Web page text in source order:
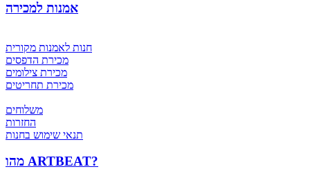
אמנות למכירה
חנות לאמנות מקורית
מכירת הדפסים
מכירת צילומים
מכירת תחריטים
משלוחים
החזרות
תנאי שימוש בחנות
מהו ARTBEAT?